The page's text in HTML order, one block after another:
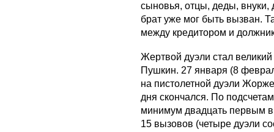
сыновья, отцы, деды,
брат уже мог быть вызван.
между кредитором и
Жертвой дуэли стал
Пушкин. 27 января (8
на пистолетной дуэли
дня скончался. По
минимум двадцать первым
15 вызовов (четыре дуэли